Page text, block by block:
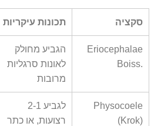
סקציה תכונות עיקריות
Eriocephalae
Boiss.
הגביע מחולק
לאונות סרגליות
מרובות
Physocoele
(Krok)
לגביע 2-1
רצועות, או כתר